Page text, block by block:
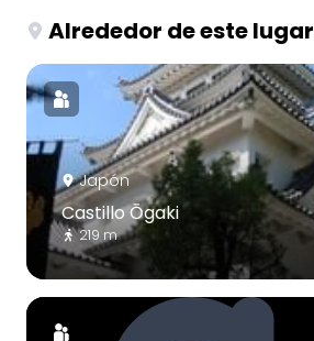
Alrededor de este lugar
Japón
Castillo Ōgaki
219 m